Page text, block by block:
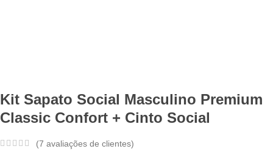
Kit Sapato Social Masculino Premium
Classic Confort + Cinto Social
(7 avaliações de clientes)